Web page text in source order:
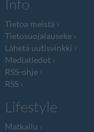
Info
Tietoa meistä
Tietosuojalauseke
Lähetä uutisvinkki
Mediatiedot
RSS-ohje
RSS
Lifestyle
Matkailu